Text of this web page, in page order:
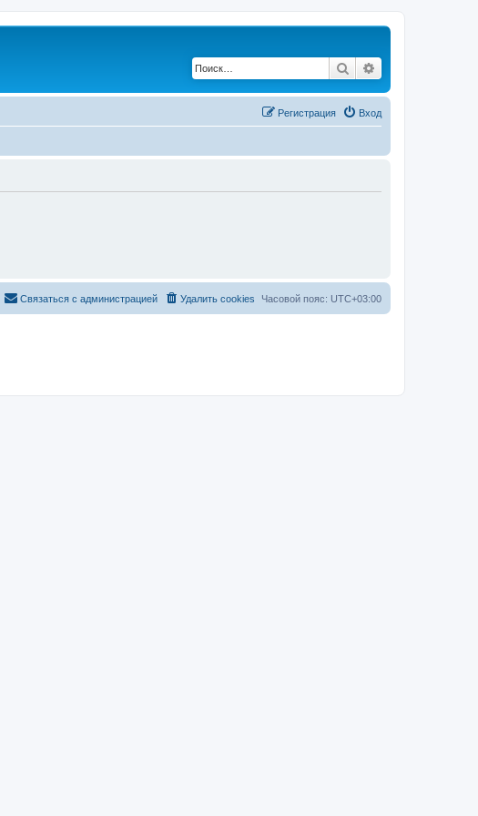
Поиск
Вход
Регистрация
Часовой пояс: UTC+03:00
Удалить cookies
Связаться с администрацией